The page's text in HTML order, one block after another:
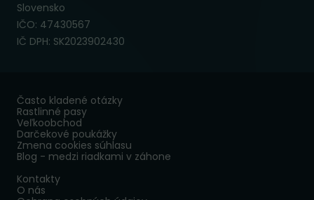
Slovensko
IČO: 47430567
IČ DPH: SK2023902430
Často kladené otázky
Rastlinné pasy
Veľkoobchod
Darčekové poukážky
Zmena cookies súhlasu
Blog - medzi riadkami v záhone
Kontakty
O nás